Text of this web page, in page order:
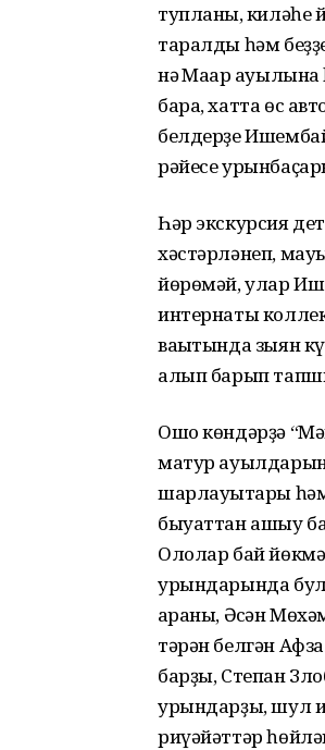
тупланыҡ, киләһе
таралды һәм
нәҡ Маҡар
бара, хатта өс
белдерҙе
рәйесе
Һәр экскурсия
хәстәрләнеп,
йөрөмәй, улар
интернаты
ваҡытында зыян
алып барып
Ошо көндәрҙә
матур
шарлауыҡтары
быуаттан ашыу
Ололар бай
урындарында
ҡараны, Әҡсән
тәрән белгән
барҙы, Степан
урындарҙы, шул
риүәйәттәр